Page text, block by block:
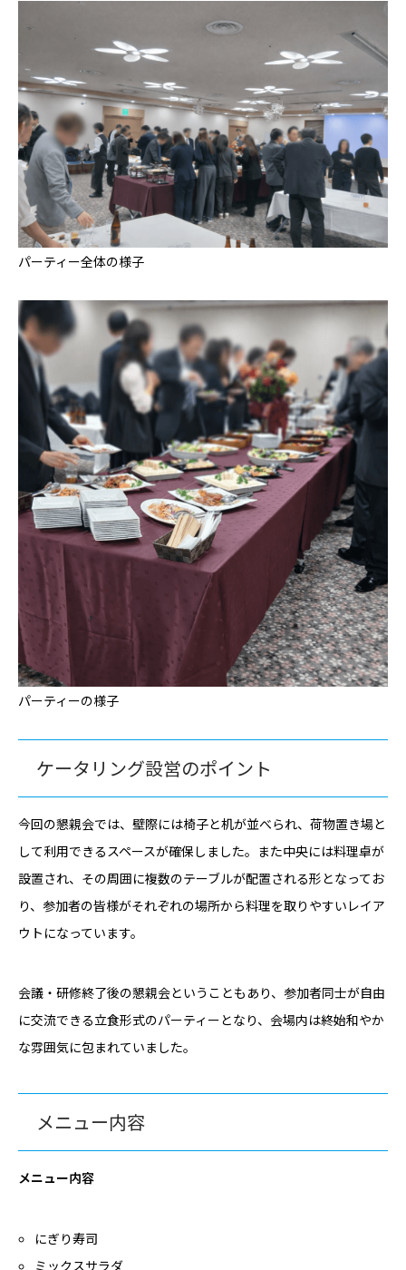
パーティー全体の様子
パーティーの様子
ケータリング設営のポイント
今回の懇親会では、壁際には椅子と机が並べられ、荷物置き場と
して利用できるスペースが確保しました。また中央には料理卓が
設置され、その周囲に複数のテーブルが配置される形となってお
り、参加者の皆様がそれぞれの場所から料理を取りやすいレイア
ウトになっています。
会議・研修終了後の懇親会ということもあり、参加者同士が自由
に交流できる立食形式のパーティーとなり、会場内は終始和やか
な雰囲気に包まれていました。
メニュー内容
メニュー内容
にぎり寿司
ミックスサラダ